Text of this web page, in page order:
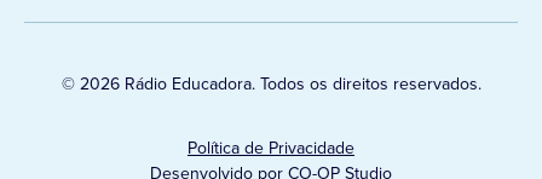
© 2026 Rádio Educadora. Todos os direitos reservados.
Política de Privacidade
Desenvolvido por CO-OP Studio